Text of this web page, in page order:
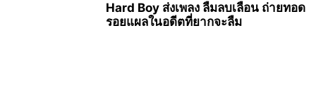
Hard Boy ส่งเพลง ลืมลบเลือน ถ่ายทอด
รอยแผลในอดีตที่ยากจะลืม